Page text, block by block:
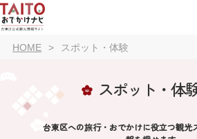
HOME スポット・体験
スポット・体
台東区への旅行・おでかけに役立つ観光